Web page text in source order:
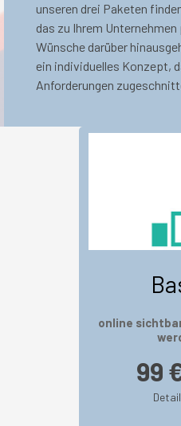
unseren drei Paketen
das zu Ihrem
Wünsche darüber
ein individuelles Konzept,
Anforderungen
online
99